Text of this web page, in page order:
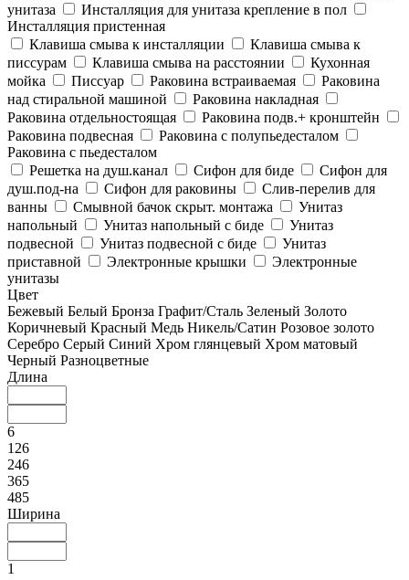
унитаза
Инсталляция для унитаза крепление в пол
Инсталляция пристенная
Клавиша смыва к инсталляции
Клавиша смыва к
писсурам
Клавиша смыва на расстоянии
Кухонная
мойка
Писсуар Раковина встраиваемая
Раковина
над стиральной машиной
Раковина накладная
Раковина отдельностоящая
Раковина подв.+ кронштейн
Раковина подвесная
Раковина с полупьедесталом
Раковина с пьедесталом
Решетка на душ.канал
Сифон для биде
Сифон для
душ.под-на
Сифон для раковины
Слив-перелив для
ванны
Смывной бачок скрыт. монтажа
Унитаз
напольный
Унитаз напольный с биде
Унитаз
подвесной
Унитаз подвесной с биде
Унитаз
приставной
Электронные крышки
Электронные
унитазы
Цвет
Бежевый Белый Бронза Графит/Сталь Зеленый Золото
Коричневый Красный Медь Никель/Сатин Розовое золото
Серебро Серый Синий Хром глянцевый Хром матовый
Черный Разноцветные
Длина
6
126
246
365
485
Ширина
1